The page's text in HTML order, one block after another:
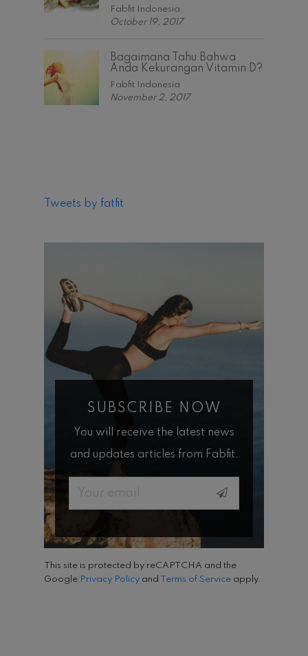
Fabfit Indonesia
October 19, 2017
Bagaimana Tahu Bahwa
Anda Kekurangan Vitamin D?
Fabfit Indonesia
November 2, 2017
Tweets by fatfit
SUBSCRIBE NOW
You will receive the latest news
and updates articles from Fabfit.
Email
This site is protected by reCAPTCHA and the
Google Privacy Policy and Terms of Service apply.